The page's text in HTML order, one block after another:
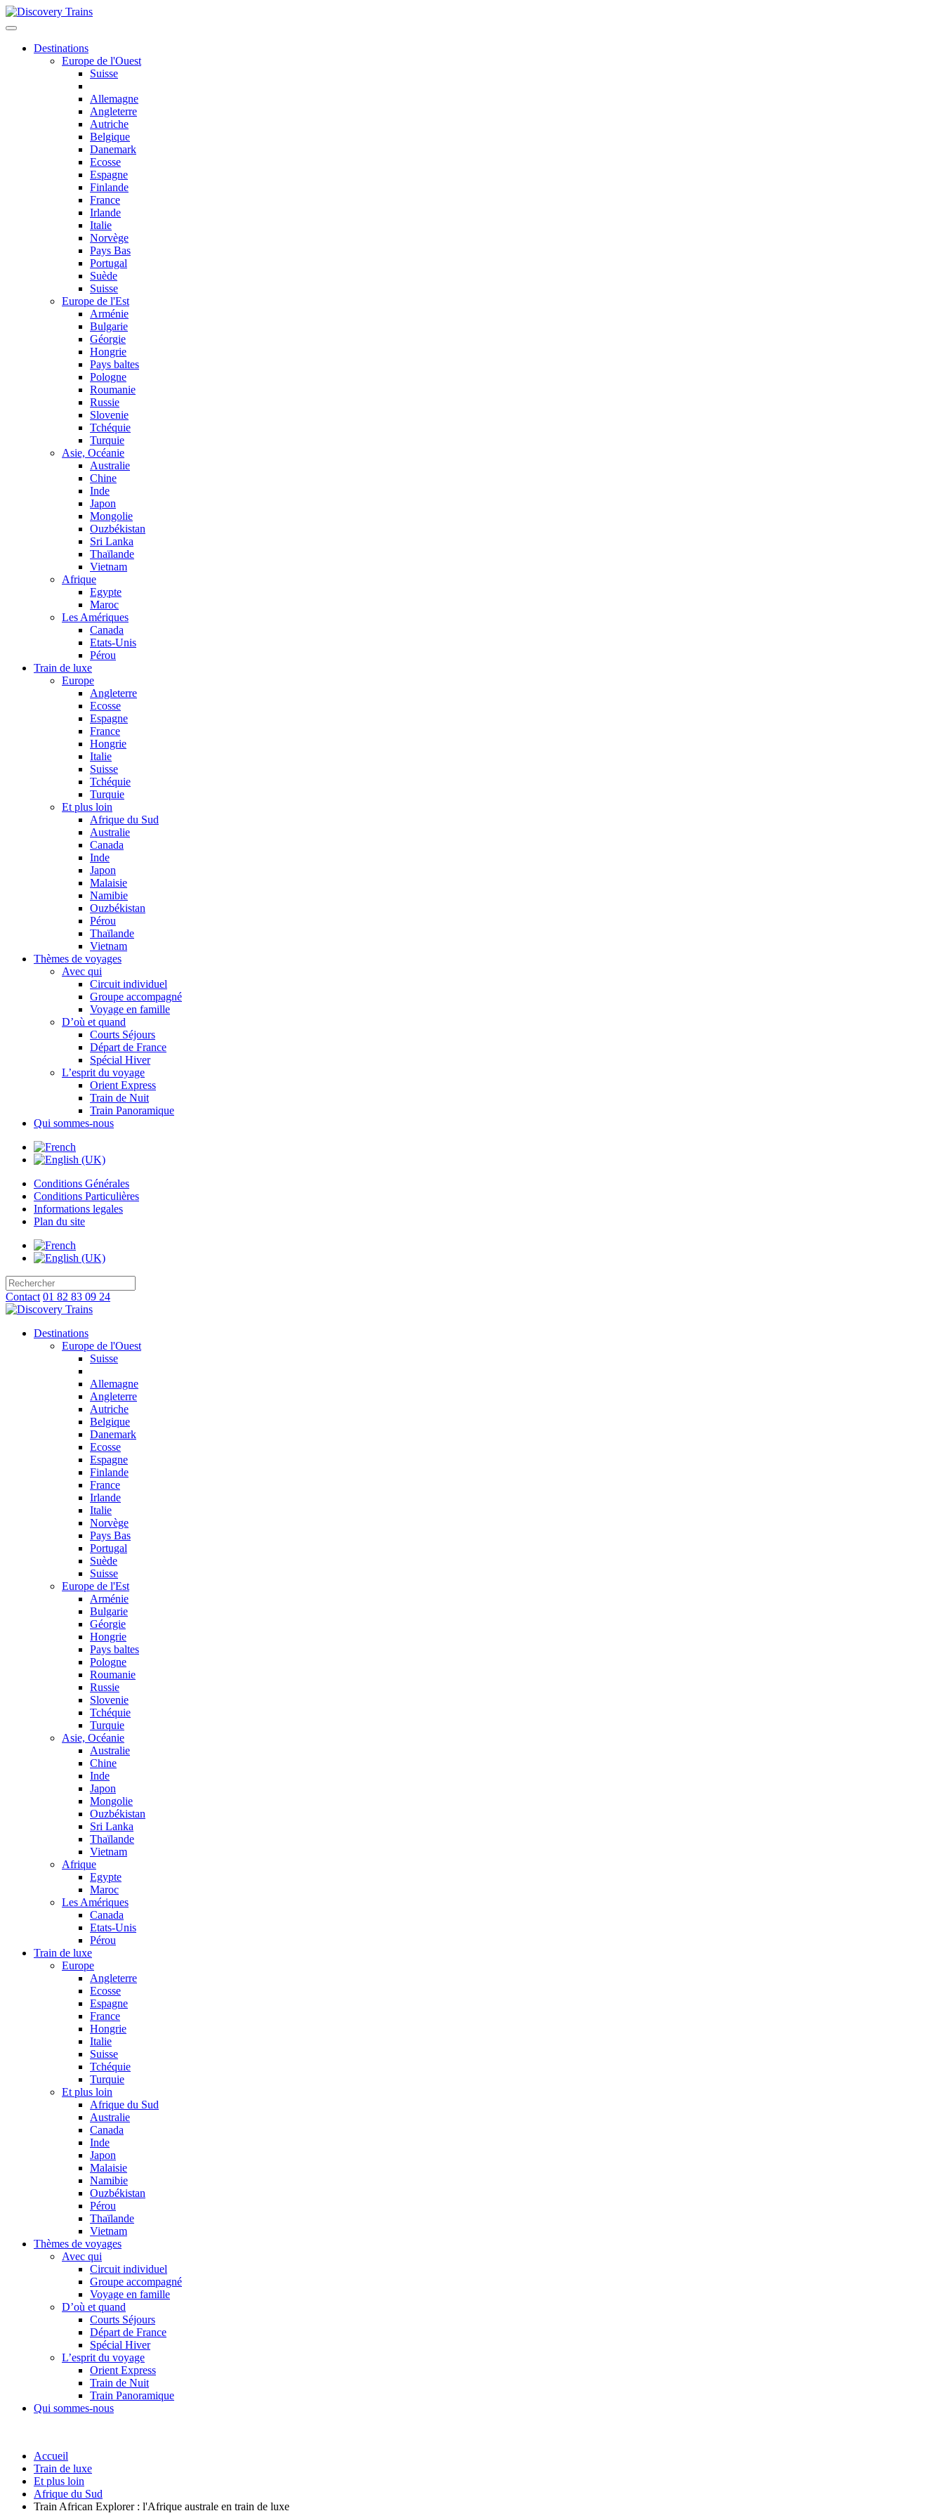
Destinations
Europe de l'Ouest
Suisse
Allemagne
Angleterre
Autriche
Belgique
Danemark
Ecosse
Espagne
Finlande
France
Irlande
Italie
Norvège
Pays Bas
Portugal
Suède
Suisse
Europe de l'Est
Arménie
Bulgarie
Géorgie
Hongrie
Pays baltes
Pologne
Roumanie
Russie
Slovenie
Tchéquie
Turquie
Asie, Océanie
Australie
Chine
Inde
Japon
Mongolie
Ouzbékistan
Sri Lanka
Thaïlande
Vietnam
Afrique
Egypte
Maroc
Les Amériques
Canada
Etats-Unis
Pérou
Train de luxe
Europe
Angleterre
Ecosse
Espagne
France
Hongrie
Italie
Suisse
Tchéquie
Turquie
Et plus loin
Afrique du Sud
Australie
Canada
Inde
Japon
Malaisie
Namibie
Ouzbékistan
Pérou
Thaïlande
Vietnam
Thèmes de voyages
Avec qui
Circuit individuel
Groupe accompagné
Voyage en famille
D’où et quand
Courts Séjours
Départ de France
Spécial Hiver
L’esprit du voyage
Orient Express
Train de Nuit
Train Panoramique
Qui sommes-nous
Conditions Générales
Conditions Particulières
Informations legales
Plan du site
Contact 01 82 83 09 24
Destinations
Europe de l'Ouest
Suisse
Allemagne
Angleterre
Autriche
Belgique
Danemark
Ecosse
Espagne
Finlande
France
Irlande
Italie
Norvège
Pays Bas
Portugal
Suède
Suisse
Europe de l'Est
Arménie
Bulgarie
Géorgie
Hongrie
Pays baltes
Pologne
Roumanie
Russie
Slovenie
Tchéquie
Turquie
Asie, Océanie
Australie
Chine
Inde
Japon
Mongolie
Ouzbékistan
Sri Lanka
Thaïlande
Vietnam
Afrique
Egypte
Maroc
Les Amériques
Canada
Etats-Unis
Pérou
Train de luxe
Europe
Angleterre
Ecosse
Espagne
France
Hongrie
Italie
Suisse
Tchéquie
Turquie
Et plus loin
Afrique du Sud
Australie
Canada
Inde
Japon
Malaisie
Namibie
Ouzbékistan
Pérou
Thaïlande
Vietnam
Thèmes de voyages
Avec qui
Circuit individuel
Groupe accompagné
Voyage en famille
D’où et quand
Courts Séjours
Départ de France
Spécial Hiver
L’esprit du voyage
Orient Express
Train de Nuit
Train Panoramique
Qui sommes-nous
Accueil
Train de luxe
Et plus loin
Afrique du Sud
Train African Explorer : l'Afrique australe en train de luxe